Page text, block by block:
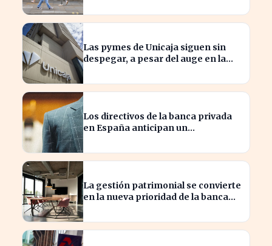
Las pymes de Unicaja siguen sin
despegar, a pesar del auge en la
Los directivos de la banca privada
en España anticipan un
La gestión patrimonial se convierte
en la nueva prioridad de la banca